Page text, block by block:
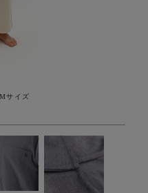
サイズ